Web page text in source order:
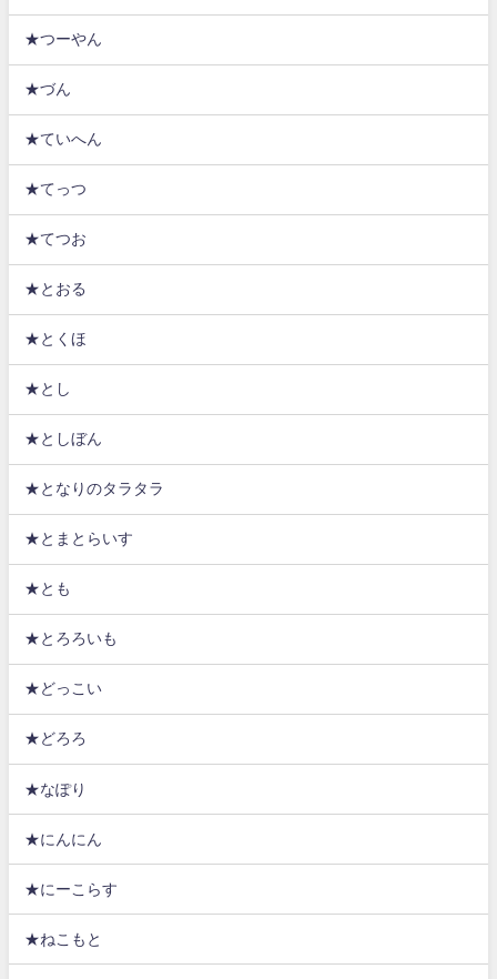
★つーやん
★づん
★ていへん
★てっつ
★てつお
★とおる
★とくほ
★とし
★としぼん
★となりのタラタラ
★とまとらいす
★とも
★とろろいも
★どっこい
★どろろ
★なぽり
★にんにん
★にーこらす
★ねこもと